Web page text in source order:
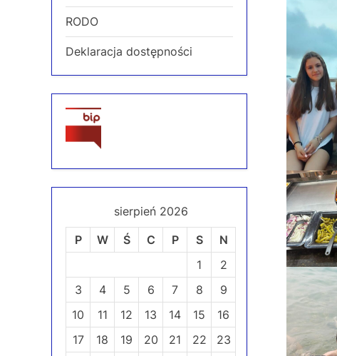
RODO
Deklaracja dostępności
sierpień 2026
P W Ś C P S
N
1
2
3
4 5 6 7 8
9
10
11 12 13 14 15
16
17
18 19 20 21 22
23